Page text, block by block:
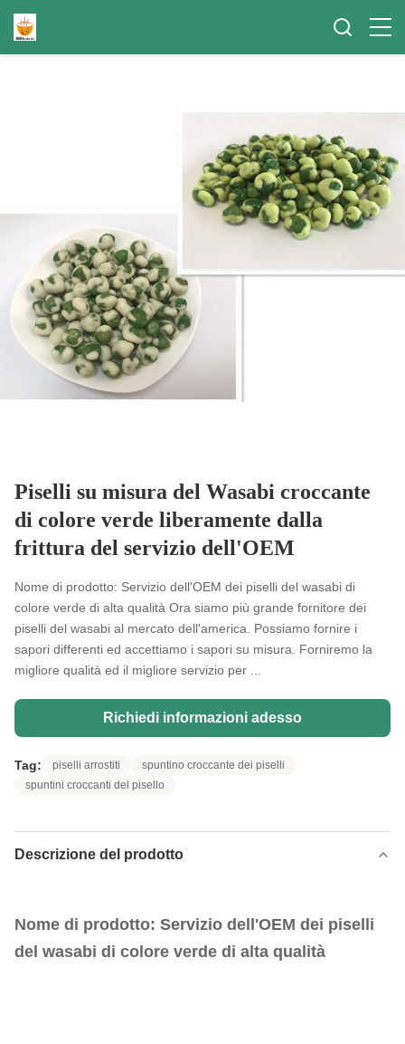
Piselli su misura del Wasabi croccante
di colore verde liberamente dalla
frittura del servizio dell'OEM
Nome di prodotto: Servizio dell'OEM dei piselli del wasabi di
colore verde di alta qualità Ora siamo più grande fornitore dei
piselli del wasabi al mercato dell'america. Possiamo fornire i
sapori differenti ed accettiamo i sapori su misura. Forniremo la
migliore qualità ed il migliore servizio per ...
Richiedi informazioni adesso
Tag: piselli arrostiti
spuntino croccante dei piselli
spuntini croccanti del pisello
Descrizione del prodotto
Nome di prodotto: Servizio dell'OEM dei piselli
del wasabi di colore verde di alta qualità